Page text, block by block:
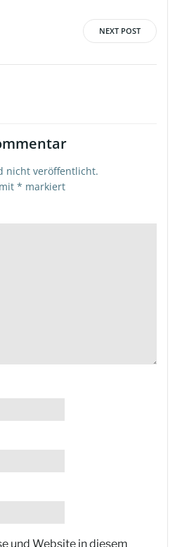
NEXT POST
nicht veröffentlicht.
* markiert
und Website in diesem